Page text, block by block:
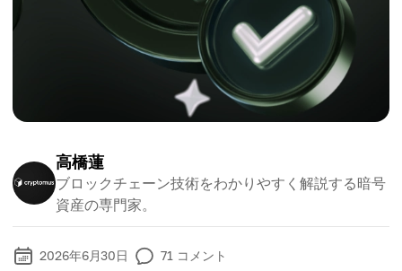
高橋蓮
ブロックチェーン技術をわかりやすく解説する暗号
資産の専門家。
2026年6月30日 71 コメント